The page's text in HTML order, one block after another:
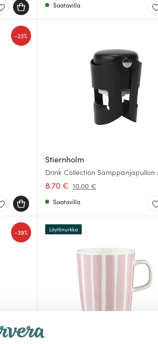
Saatavilla
-23%
Stiernholm
Drink Collection Samppanjapullon
Musta
8.70 € 10.00 €
Saatavilla
-39% Löytönurkka